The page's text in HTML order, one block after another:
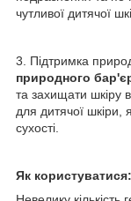
чутливої дитячої
3. Підтримка
природного
та захищати шкіру
для дитячої шкіри,
сухості.
Як користуватися: